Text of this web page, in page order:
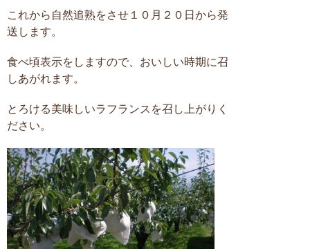
これから自然追熟をさせ１０月２０日から発
送します。
食べ頃表示をしますので、おいしい時期に召
しあがれます。
とろける美味しいラフランスを召し上がりく
ださい。